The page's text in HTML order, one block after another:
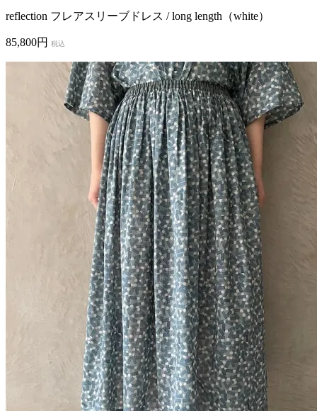
reflection フレアスリーブドレス / long length（white）
85,800円 税込